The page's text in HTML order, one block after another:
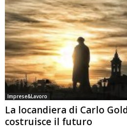
Imprese&Lavoro
La locandiera di Carlo
costruisce il futuro